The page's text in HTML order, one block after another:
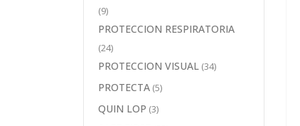
(9)
PROTECCION RESPIRATORIA
(24)
PROTECCION VISUAL (34)
PROTECTA (5)
QUIN LOP (3)